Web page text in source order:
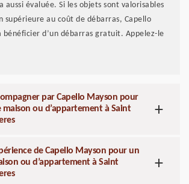
aussi évaluée. Si les objets sont valorisables
supérieure au coût de débarras, Capello
bénéficier d’un débarras gratuit. Appelez-le
par Capello Mayson pour
ou d’appartement à Saint
de Capello Mayson pour un
ou d’appartement à Saint